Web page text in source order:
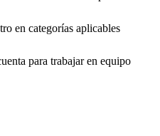
en categorías aplicables
para trabajar en equipo